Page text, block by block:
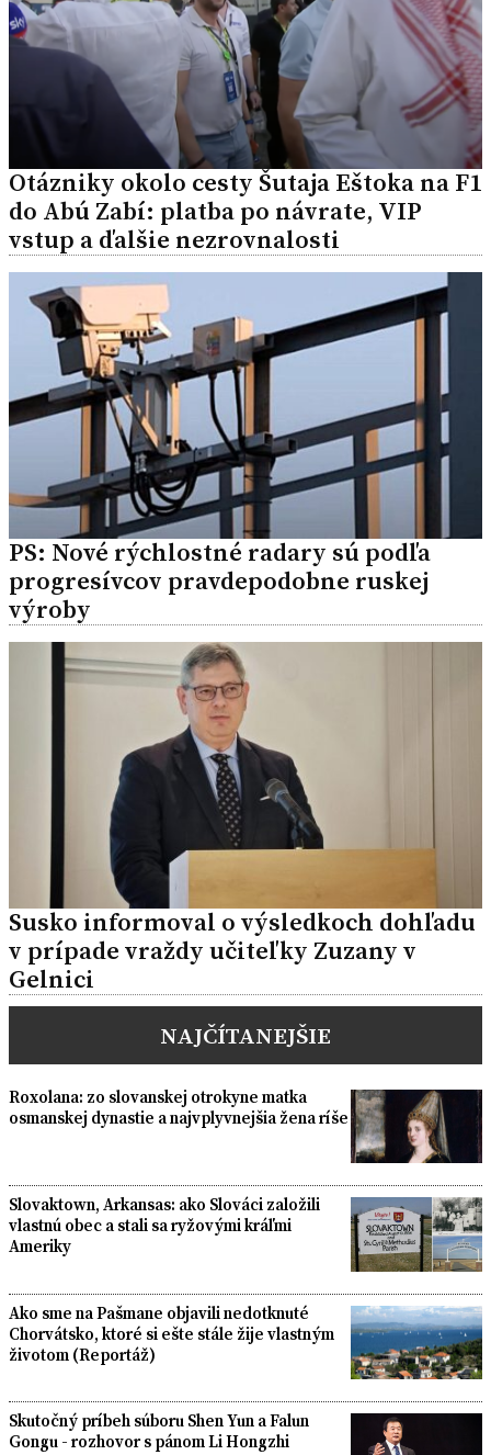
Otázniky okolo cesty Šutaja Eštoka na F1
do Abú Zabí: platba po návrate, VIP
vstup a ďalšie nezrovnalosti
PS: Nové rýchlostné radary sú podľa
progresívcov pravdepodobne ruskej
výroby
Susko informoval o výsledkoch dohľadu
v prípade vraždy učiteľky Zuzany v
Gelnici
NAJČÍTANEJŠIE
Roxolana: zo slovanskej otrokyne matka
osmanskej dynastie a najvplyvnejšia žena ríše
Slovaktown, Arkansas: ako Slováci založili
vlastnú obec a stali sa ryžovými kráľmi
Ameriky
Ako sme na Pašmane objavili nedotknuté
Chorvátsko, ktoré si ešte stále žije vlastným
životom (Reportáž)
Skutočný príbeh súboru Shen Yun a Falun
Gongu - rozhovor s pánom Li Hongzhi